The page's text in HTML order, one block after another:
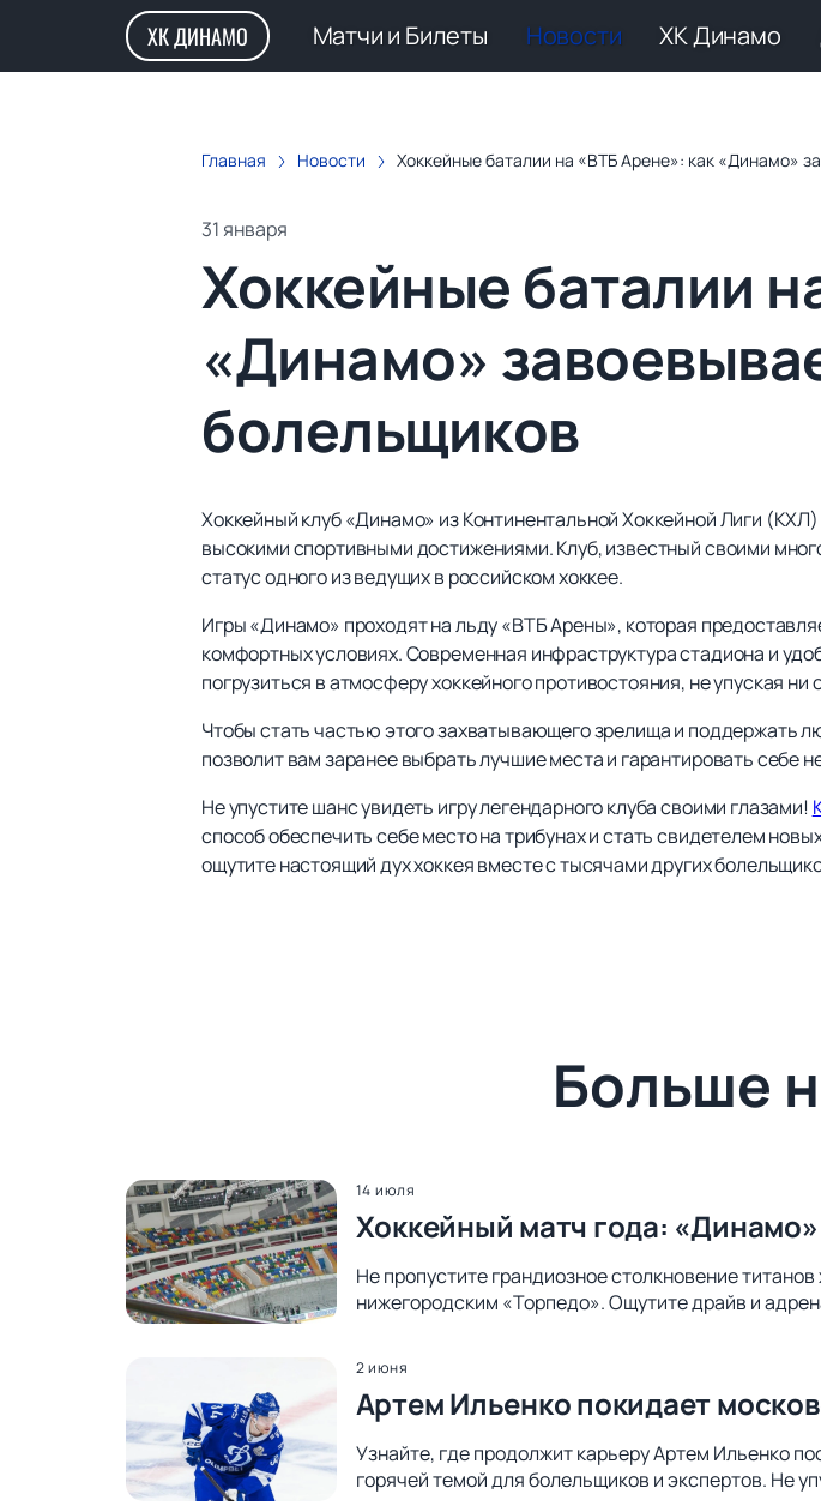
ХК ДИНАМО Матчи и Билеты Новости ХК Динамо
Главная Новости Хоккейные баталии на «ВТБ Арене»: как «Динамо»
31 января
Хоккейные баталии
«Динамо»
болельщиков
Хоккейный клуб «Динамо» из Континентальной Хоккейной Лиги
высокими спортивными достижениями. Клуб, известный своими
статус одного из ведущих в российском хоккее.
Игры «Динамо» проходят на льду «ВТБ Арены», которая
комфортных условиях. Современная инфраструктура стадиона и
погрузиться в атмосферу хоккейного противостояния, не упуская
Чтобы стать частью этого захватывающего зрелища и поддержать
позволит вам заранее выбрать лучшие места и гарантировать себе
Не упустите шанс увидеть игру легендарного клуба своими глазами!
способ обеспечить себе место на трибунах и стать свидетелем
ощутите настоящий дух хоккея вместе с тысячами других
Больше
14 июля
Хоккейный матч года:
Не пропустите грандиозное столкновение
нижегородским «Торпедо». Ощутите драйв и
2 июня
Артем Ильенко покидает
Узнайте, где продолжит карьеру Артем Ильенко
горячей темой для болельщиков и экспертов. Не